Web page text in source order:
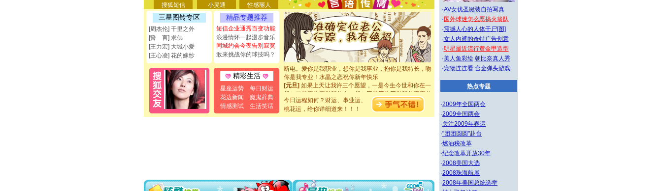
搜狐短信 小灵通 性感丽人
三星图铃专区
[周杰伦] 千里之外
[誓 言] 求佛
[王力宏] 大城小爱
[王心凌] 花的嫁纱
精品专题推荐
短信企业通秀百变功能
浪漫情怀一起漫步音乐
同城约会今夜告别寂寞
敢来挑战你的球技吗？
精彩生活
星座运势
每日财运
花边新闻
魔鬼辞典
情感测试
生活笑话
要平安！千万要知足！千万不要忘记我！
[圣诞节]不只这样的日子才会想起你,而是这样的日子才
能正大光明地骚扰你,告诉你,圣诞要快乐!新年要快乐!天天
都要快乐噢!
[圣诞节] 奉上一颗祝福的心,在这个特别的日子里,愿幸福,
如意,快乐,鲜花,一切美好的祝愿与你同在.圣诞快乐!
[元旦]看到你我会触电；看不到你我要充电；没有你我会
断电。爱你是我职业，想你是我事业，抱你是我特长，吻
你是我专业！水晶之恋祝你新年快乐
[元旦]如果上天让我许三个愿望，一是今生今世和你在一
起；二是再生再世和你在一起；三是三生三世和你不再分
离。水晶之恋祝你新年快乐
[元旦]当我狠下心扭头离去那一刻，你在我身后无助地哭
泣，这痛楚让我明白我多么爱你。我转身抱住你：这猪不
[圣诞节]圣诞节到了，想想没什么送给你的，又不打算给
你太多，只有给你五千万：千万快乐！千万要健康！千万
今日运程如何？财运、事业运、
桃花运，给你详细道来！！！
·AV女优圣诞装自拍写真
· 国外球迷怎么恶搞火箭队
·震撼人心的人体干尸[图]
·女人内裤的奇特广告创意
·明星最近流行黄金甲造型
·美人鱼彩绘 朝比奈真人秀
·宠物连连看 合金弹头游戏
热点专题
·2009年全国两会
·2009全国两会
·关注2009年春运
·"团团圆圆"赴台
·燃油税改革
·纪念改革开放30年
·2008美国大选
·2008珠海航展
·2008年美国总统选举